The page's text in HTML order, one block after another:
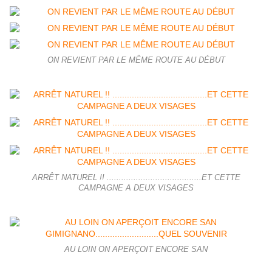
ON REVIENT PAR LE MÊME ROUTE AU DÉBUT
ARRÊT NATUREL !! .......................................ET CETTE
CAMPAGNE A DEUX VISAGES
AU LOIN ON APERÇOIT ENCORE SAN